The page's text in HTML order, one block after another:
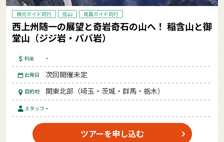
楠元ガイド同行 低山 尾島ガイド同行
西上州随一の展望と奇岩奇石の山へ！ 稲含山と御
堂山（ジジ岩・ババ岩）
料金 -
出発日 次回開催未定
目的地 関東北部（埼玉・茨城・群馬・栃木）
スタッフ -
ツアーを申し込む